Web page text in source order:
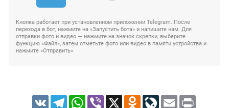
Кнопка работает при установленном приложении Telegram. После
перехода в бот, нажмите на «Запустить бота» и напишите нам. Для
отправки фото и видео — нажмите на значок скрепки, выберите
функцию «Файл», затем отметьте фото или видео в памяти устройства и
нажмите «Отправить».
VK TelegramWhatsApp
Viber X Odnoklassniki
LiveJournal
Email Print